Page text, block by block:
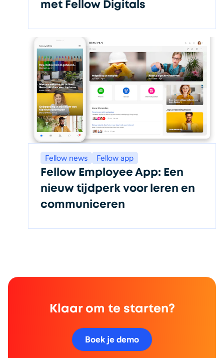
met Fellow Digitals
Fellow news Fellow app
Fellow Employee App: Een
nieuw tijdperk voor leren en
communiceren
Klaar om te starten?
Boek je demo